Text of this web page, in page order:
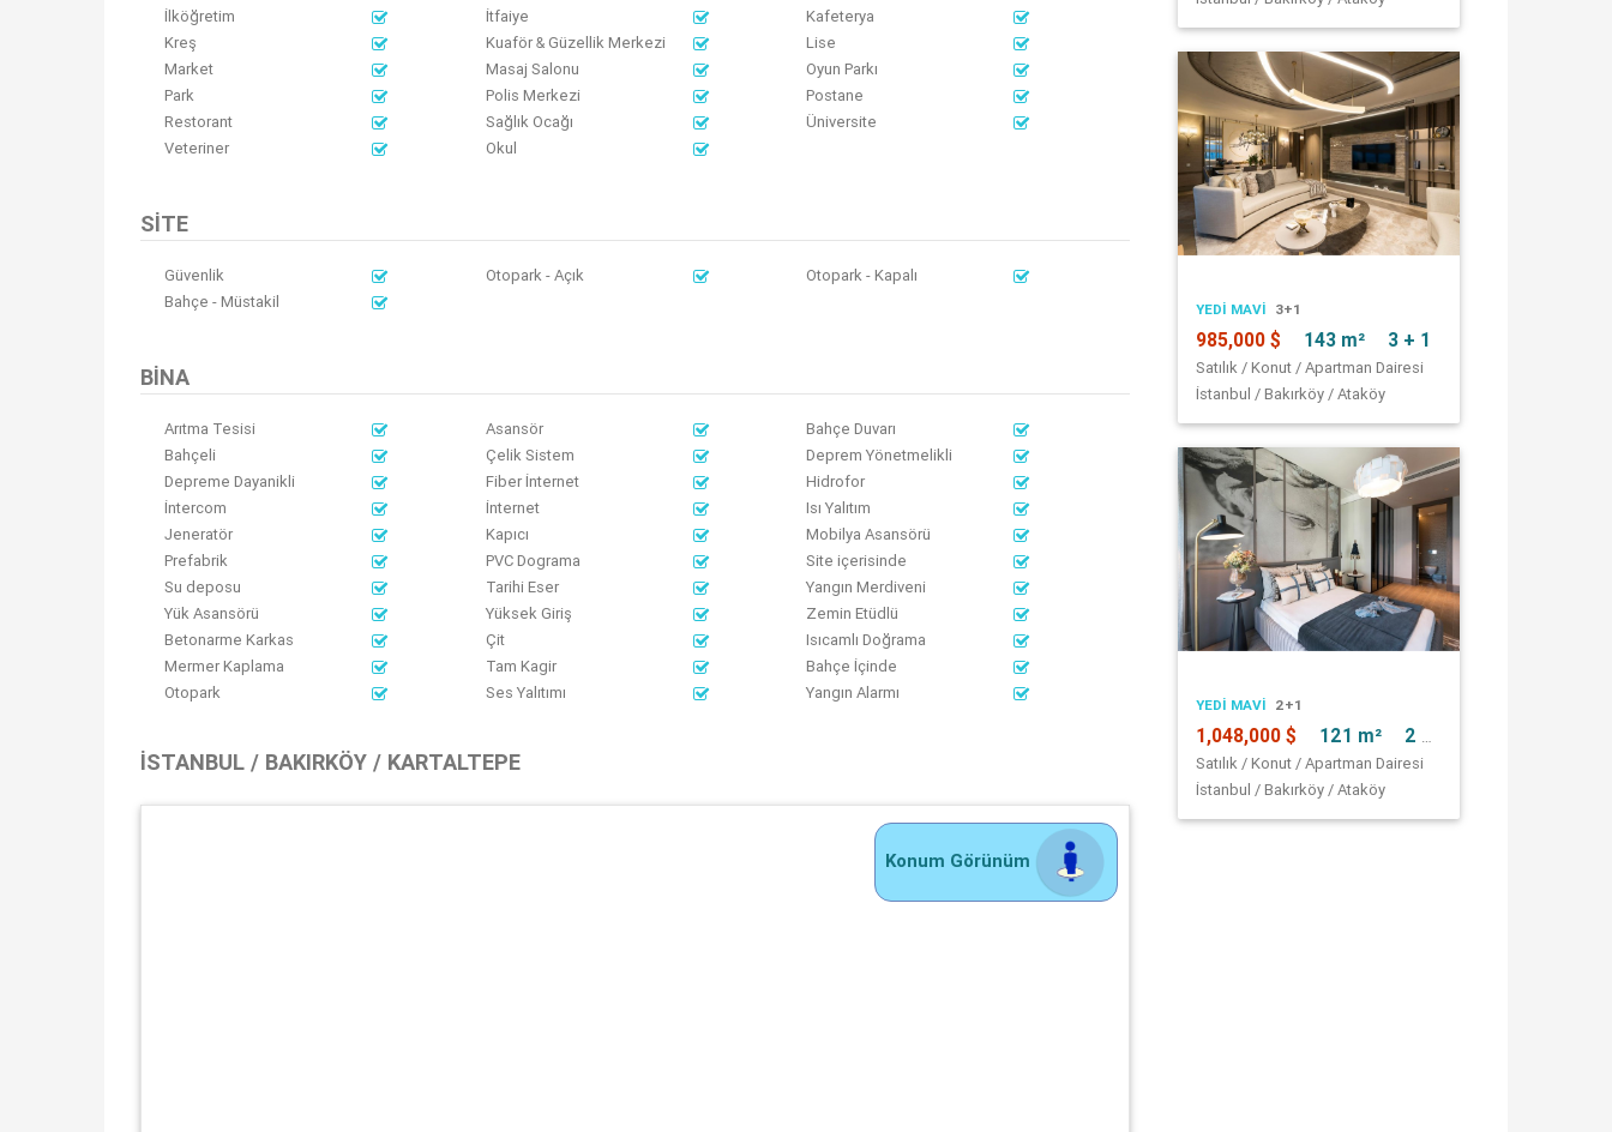
İlköğretim
İtfaiye
Kafeterya
Kreş
Kuaför & Güzellik Merkezi
Lise
Market
Masaj Salonu
Oyun Parkı
Park
Polis Merkezi
Postane
Restorant
Sağlık Ocağı
Üniversite
Veteriner
Okul
SITE
Güvenlik Otopark - Açık
Otopark - Kapalı
Bahçe - Müstakil
BINA
Arıtma Tesisi Asansör
Bahçe Duvarı
Bahçeli
Çelik Sistem
Deprem Yönetmelikli
Depreme Dayanikli
Fiber İnternet
Hidrofor
İntercom
İnternet
Isı Yalıtım
Jeneratör
Kapıcı
Mobilya Asansörü
Prefabrik
PVC Dograma
Site içerisinde
Su deposu
Tarihi Eser
Yangın Merdiveni
Yük Asansörü
Yüksek Giriş
Zemin Etüdlü
Betonarme Karkas
Çit
Isıcamlı Doğrama
Mermer Kaplama
Tam Kagir
Bahçe İçinde
Otopark
Ses Yalıtımı Yangın Alarmı
İSTANBUL / BAKIRKÖY / KARTALTEPE
Konum Görünüm
YEDI MAVI 3+1
985,000 $ 143 m² 3 + 1
Satılık / Konut / Apartman Dairesi
İstanbul / Bakırköy / Ataköy
YEDI MAVI 2+1
1,048,000 $ 121 m² 2 + 1
Satılık / Konut / Apartman Dairesi
İstanbul / Bakırköy / Ataköy